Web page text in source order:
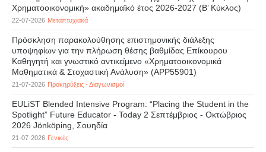
Χρηματοοικονομική» ακαδημαϊκό έτος 2026-2027 (B’ Kύκλος)
22-07-2026 Μεταπτυχιακά
Πρόσκληση παρακολούθησης επιστημονικής διάλεξης
υποψηφίων για την πλήρωση θέσης βαθμίδας Επίκουρου
Καθηγητή και γνωστικό αντικείμενο «Χρηματοοικονομικά
Μαθηματικά & Στοχαστική Ανάλυση» (APP55901)
21-07-2026 Προκηρύξεις - Διαγωνισμοί
EULiST Blended Intensive Program: “Placing the Student in the
Spotlight” Future Educator - Today 2 Σεπτέμβριος - Οκτώβριος
2026 Jönköping, Σουηδία
21-07-2026 Γενικές